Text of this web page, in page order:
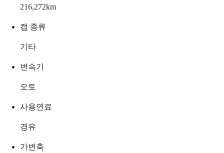
216,272km
캡 종류
기타
변속기
오토
사용연료
경유
가변축